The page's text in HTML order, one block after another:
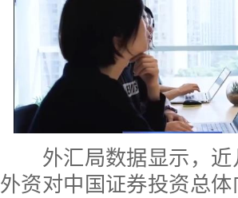
外汇局数据显示，近
外资对中国证券投资总